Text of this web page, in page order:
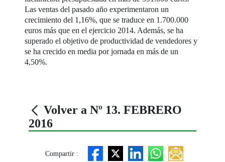
Las ventas del pasado año experimentaron un
crecimiento del 1,16%, que se traduce en 1.700.000
euros más que en el ejercicio 2014. Además, se ha
superado el objetivo de productividad de vendedores y
se ha crecido en media por jornada en más de un
4,50%.
Volver a Nº 13. FEBRERO
2016
Compartir :